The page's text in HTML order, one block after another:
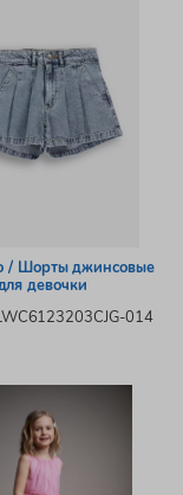
/ Шорты джинсовые
девочки
014